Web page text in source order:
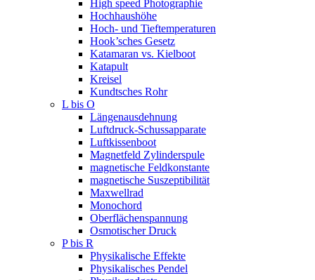
High speed Photographie
Hochhaushöhe
Hoch- und Tieftemperaturen
Hook’sches Gesetz
Katamaran vs. Kielboot
Katapult
Kreisel
Kundtsches Rohr
L bis O
Längenausdehnung
Luftdruck-Schussapparate
Luftkissenboot
Magnetfeld Zylinderspule
magnetische Feldkonstante
magnetische Suszeptibilität
Maxwellrad
Monochord
Oberflächenspannung
Osmotischer Druck
P bis R
Physikalische Effekte
Physikalisches Pendel